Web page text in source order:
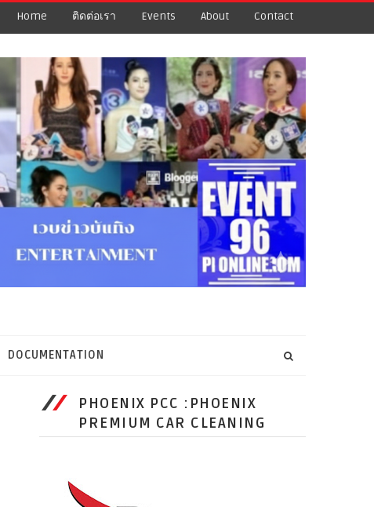
Home ติดต่อเรา Events About Contact
DOCUMENTATION
PHOENIX PCC :PHOENIX
PREMIUM CAR CLEANING